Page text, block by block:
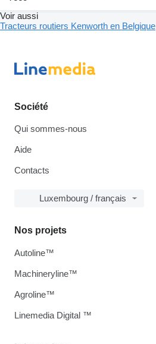
Voir aussi
Tracteurs routiers Kenworth en Belgique
Société
Qui sommes-nous
Aide
Contacts
Luxembourg / français
Nos projets
Autoline™
Machineryline™
Agroline™
Linemedia Digital ™